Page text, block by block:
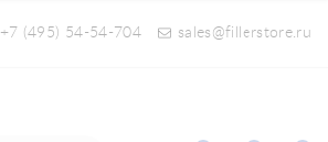
+7 (495) 54-54-704 sales@fillerstore.ru